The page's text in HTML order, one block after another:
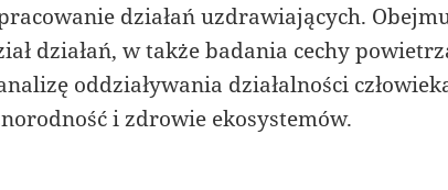
działań uzdrawiających.
działań, w także badania cechy
oddziaływania działalności
i zdrowie ekosystemów.